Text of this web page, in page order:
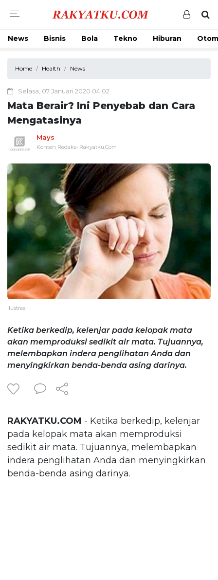
News Bisnis Bola Tekno Hiburan
Home Health News
Selasa, 07 Januari 2020 04:02
Mata Berair? Ini Penyebab dan Cara
Mengatasinya
Mays
Konten Redaksi Rakyatku.Com
Ilustrasi
Ketika berkedip, kelenjar pada kelopak mata
akan memproduksi sedikit air mata. Tujuannya,
melembapkan indera penglihatan Anda dan
menyingkirkan benda-benda asing darinya.
RAKYATKU.COM - Ketika berkedip, kelenjar
pada kelopak mata akan memproduksi
sedikit air mata. Tujuannya, melembapkan
indera penglihatan Anda dan menyingkirkan
benda-benda asing darinya.